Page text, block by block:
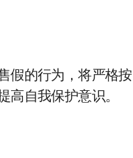
假的行为，将严格按
高自我保护意识。